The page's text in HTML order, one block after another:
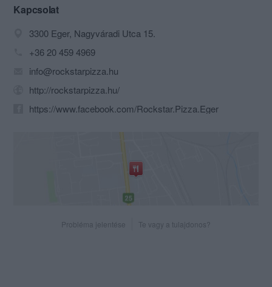
Kapcsolat
3300 Eger, Nagyváradi Utca 15.
+36 20 459 4969
info@rockstarpizza.hu
http://rockstarpizza.hu/
https://www.facebook.com/Rockstar.Pizza.Eger
Probléma jelentése Te vagy a tulajdonos?